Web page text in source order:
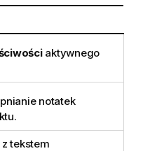
aktywnego
notatek
z tekstem